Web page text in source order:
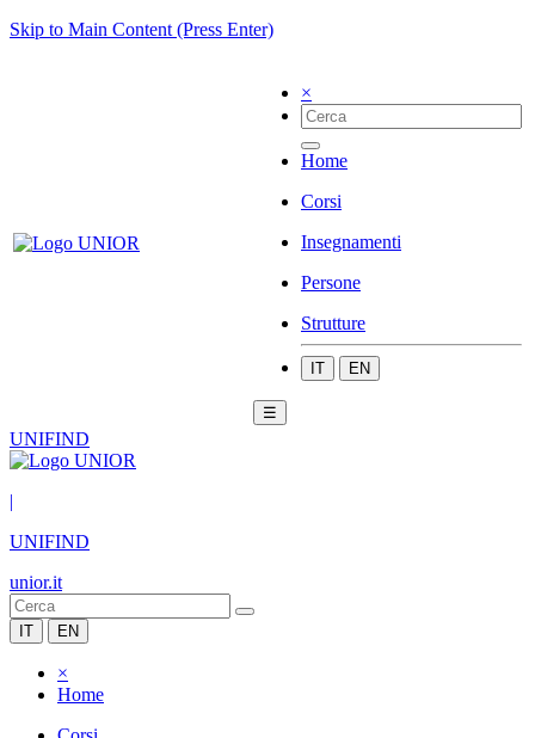
Skip to Main Content (Press Enter)
×
Home
Corsi
Insegnamenti
Persone
Strutture
IT EN
☰
UNIFIND
|
UNIFIND
unior.it
IT EN
×
Home